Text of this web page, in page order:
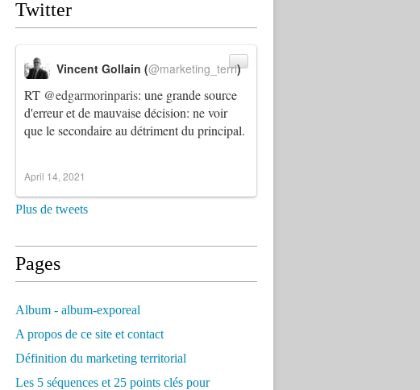
Twitter
RT @edgarmorinparis: une grande source
d'erreur et de mauvaise décision: ne voir
que le secondaire au détriment du principal.
Vincent Gollain (@marketing_terri)
April 14, 2021
Plus de tweets
Pages
Album - album-exporeal
A propos de ce site et contact
Définition du marketing territorial
Les 5 séquences et 25 points clés pour